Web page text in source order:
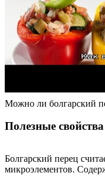
Можно ли болгарский
Полезные
Болгарский перец
микроэлементов.